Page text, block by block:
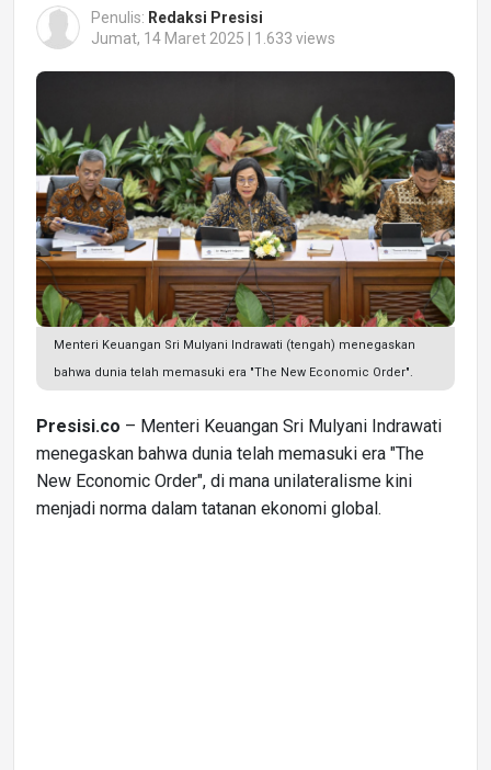
Penulis: Redaksi Presisi
Jumat, 14 Maret 2025 | 1.633 views
Menteri Keuangan Sri Mulyani Indrawati (tengah) menegaskan
bahwa dunia telah memasuki era "The New Economic Order".
Presisi.co – Menteri Keuangan Sri Mulyani Indrawati
menegaskan bahwa dunia telah memasuki era "The
New Economic Order", di mana unilateralisme kini
menjadi norma dalam tatanan ekonomi global.